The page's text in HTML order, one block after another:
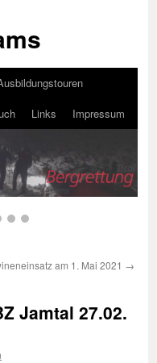
Links Impressum
am 1. Mai 2021 →
Jamtal 27.02.